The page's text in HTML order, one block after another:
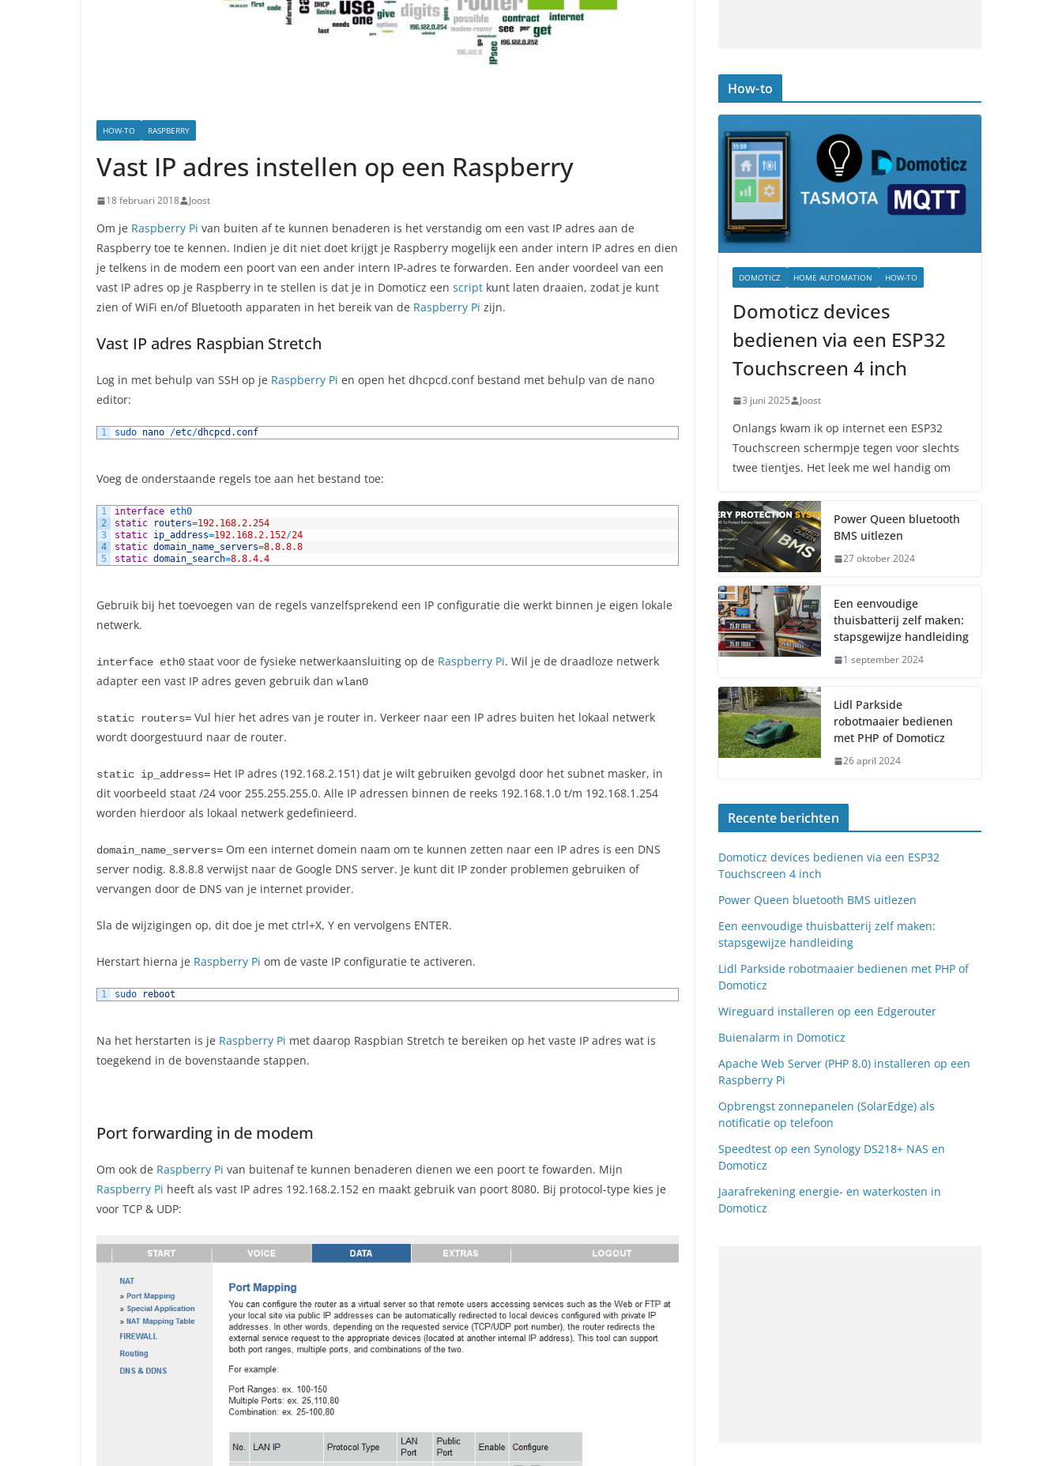
HOW-TO RASPBERRY
Vast IP adres instellen op een Raspberry
18 februari 2018 Joost
Om je Raspberry Pi van buiten af te kunnen benaderen is het verstandig om een vast IP adres aan de
Raspberry toe te kennen. Indien je dit niet doet krijgt je Raspberry mogelijk een ander intern IP adres en dien
je telkens in de modem een poort van een ander intern IP-adres te forwarden. Een ander voordeel van een
vast IP adres op je Raspberry in te stellen is dat je in Domoticz een script kunt laten draaien, zodat je kunt
zien of WiFi en/of Bluetooth apparaten in het bereik van de Raspberry Pi zijn.
Vast IP adres Raspbian Stretch
Log in met behulp van SSH op je Raspberry Pi en open het dhcpcd.conf bestand met behulp van de nano
editor:
1 sudo nano /etc/dhcpcd . conf
Voeg de onderstaande regels toe aan het bestand toe:
1
2
3
4
5
interface eth0
static
routers=192.168.2.254
static ip_address=192.168.2.152/24
static domain_name_servers=8.8.8.8
static domain_search=8.8.4.4
Gebruik bij het toevoegen van de regels vanzelfsprekend een IP configuratie die werkt binnen je eigen lokale
netwerk.
interface eth0 staat voor de fysieke netwerkaansluiting op de Raspberry Pi. Wil je de draadloze netwerk
adapter een vast IP adres geven gebruik dan wlan0
static routers= Vul hier het adres van je router in. Verkeer naar een IP adres buiten het lokaal netwerk
wordt doorgestuurd naar de router.
static ip_address= Het IP adres (192.168.2.151) dat je wilt gebruiken gevolgd door het subnet masker, in
dit voorbeeld staat /24 voor 255.255.255.0. Alle IP adressen binnen de reeks 192.168.1.0 t/m 192.168.1.254
worden hierdoor als lokaal netwerk gedefinieerd.
domain_name_servers= Om een internet domein naam om te kunnen zetten naar een IP adres is een DNS
server nodig. 8.8.8.8 verwijst naar de Google DNS server. Je kunt dit IP zonder problemen gebruiken of
vervangen door de DNS van je internet provider.
Sla de wijzigingen op, dit doe je met ctrl+X, Y en vervolgens ENTER.
Herstart hierna je Raspberry Pi om de vaste IP configuratie te activeren.
1 sudo reboot
Na het herstarten is je Raspberry Pi met daarop Raspbian Stretch te bereiken op het vaste IP adres wat is
toegekend in de bovenstaande stappen.
Port forwarding in de modem
Om ook de Raspberry Pi van buitenaf te kunnen benaderen dienen we een poort te fowarden. Mijn
Raspberry Pi heeft als vast IP adres 192.168.2.152 en maakt gebruik van poort 8080. Bij protocol-type kies je
voor TCP & UDP:
How-to
DOMOTICZ HOME AUTOMATION HOW-TO
Domoticz devices
bedienen via een ESP32
Touchscreen 4 inch
3 juni 2025 Joost
Onlangs kwam ik op internet een ESP32
Touchscreen schermpje tegen voor slechts
twee tientjes. Het leek me wel handig om
Power Queen bluetooth
BMS uitlezen
27 oktober 2024
Een eenvoudige
thuisbatterij zelf maken:
stapsgewijze handleiding
1 september 2024
Lidl Parkside
robotmaaier bedienen
met PHP of Domoticz
26 april 2024
Recente berichten
Domoticz devices bedienen via een ESP32
Touchscreen 4 inch
Power Queen bluetooth BMS uitlezen
Een eenvoudige thuisbatterij zelf maken:
stapsgewijze handleiding
Lidl Parkside robotmaaier bedienen met PHP of
Domoticz
Wireguard installeren op een Edgerouter
Buienalarm in Domoticz
Apache Web Server (PHP 8.0) installeren op een
Raspberry Pi
Opbrengst zonnepanelen (SolarEdge) als
notificatie op telefoon
Speedtest op een Synology DS218+ NAS en
Domoticz
Jaarafrekening energie- en waterkosten in
Domoticz